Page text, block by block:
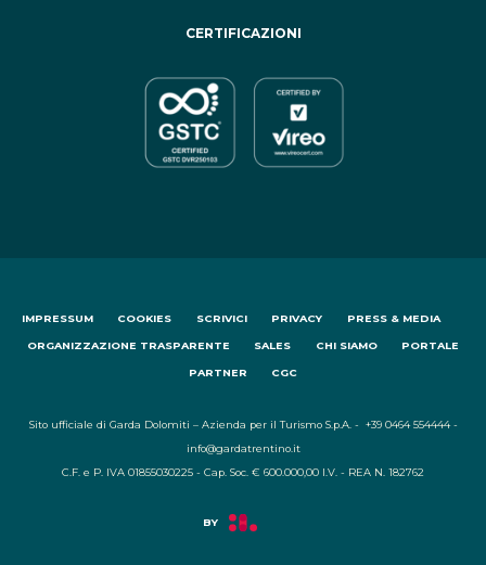
CERTIFICAZIONI
IMPRESSUM COOKIES SCRIVICI PRIVACY PRESS & MEDIA
ORGANIZZAZIONE TRASPARENTE SALES CHI SIAMO PORTALE
PARTNER CGC
Sito ufficiale di Garda Dolomiti – Azienda per il Turismo S.p.A. - +39 0464 554444 -
info@gardatrentino.it
C.F. e P. IVA 01855030225 - Cap. Soc. € 600.000,00 I.V. - REA N. 182762